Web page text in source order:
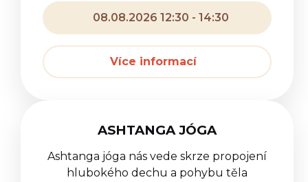
08.08.2026 12:30 - 14:30
Více informací
ASHTANGA JÓGA
Ashtanga jóga nás vede skrze propojení
hlubokého dechu a pohybu těla